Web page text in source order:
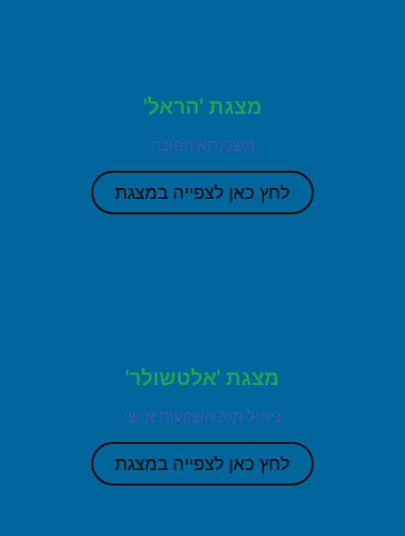
מצגת 'הראל'
משכנתא הפוכה
לחץ כאן לצפייה במצגת
מצגת 'אלטשולר'
ניהול תיק השקעות אישי
לחץ כאן לצפייה במצגת